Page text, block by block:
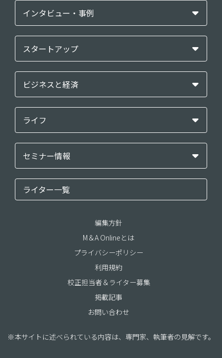
インタビュー・事例
スタートアップ
ビジネスと経済
ライフ
セミナー情報
ライター一覧
編集方針
M＆A Onlineとは
プライバシーポリシー
利用規約
校正担当者＆ライター募集
掲載記事
お問い合わせ
※本サイトに述べられている内容は、専門家、執筆者の見解です。